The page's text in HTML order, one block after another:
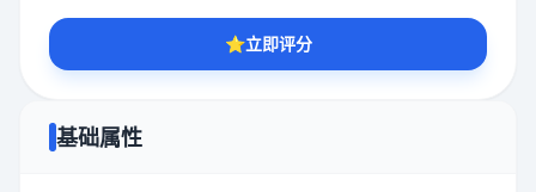
⭐立即评分
基础属性
★★★★★★★★★★